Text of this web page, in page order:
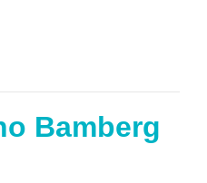
Bamberg